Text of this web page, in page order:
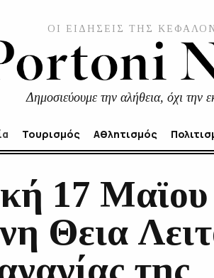
ΟΙ ΕΙΔΗΣΕΙΣ ΤΗΣ
Δημοσιεύουμε την αλήθεια, όχι την
Τουρισμός Αθλητισμός
17
Θεια
της